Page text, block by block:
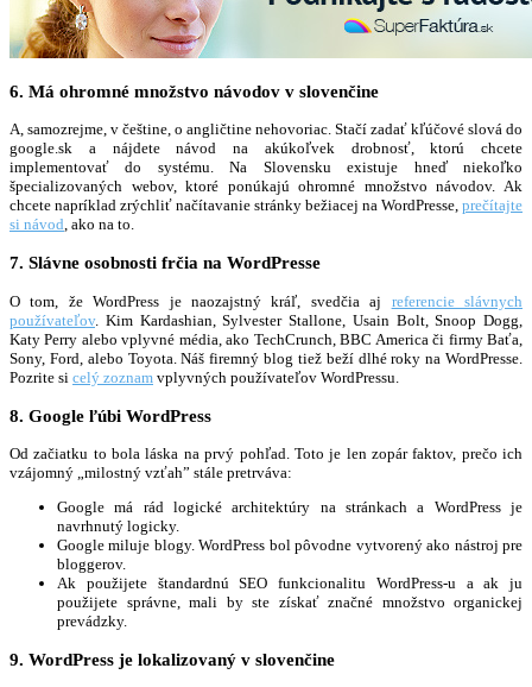
6. Má ohromné množstvo návodov v slovenčine
A, samozrejme, v češtine, o angličtine nehovoriac. Stačí zadať kľúčové slová do
google.sk a nájdete návod na akúkoľvek drobnosť, ktorú chcete
implementovať do systému. Na Slovensku existuje hneď niekoľko
špecializovaných webov, ktoré ponúkajú ohromné množstvo návodov. Ak
chcete napríklad zrýchliť načítavanie stránky bežiacej na WordPresse, prečítajte
si návod, ako na to.
7. Slávne osobnosti frčia na WordPresse
O tom, že WordPress je naozajstný kráľ, svedčia aj referencie slávnych
používateľov. Kim Kardashian, Sylvester Stallone, Usain Bolt, Snoop Dogg,
Katy Perry alebo vplyvné média, ako TechCrunch, BBC America či firmy Baťa,
Sony, Ford, alebo Toyota. Náš firemný blog tiež beží dlhé roky na WordPresse.
Pozrite si celý zoznam vplyvných používateľov WordPressu.
8. Google ľúbi WordPress
Od začiatku to bola láska na prvý pohľad. Toto je len zopár faktov, prečo ich
vzájomný „milostný vzťah” stále pretrváva:
Google má rád logické architektúry na stránkach a WordPress je
navrhnutý logicky.
Google miluje blogy. WordPress bol pôvodne vytvorený ako nástroj pre
bloggerov.
Ak použijete štandardnú SEO funkcionalitu WordPress-u a ak ju
použijete správne, mali by ste získať značné množstvo organickej
prevádzky.
9. WordPress je lokalizovaný v slovenčine